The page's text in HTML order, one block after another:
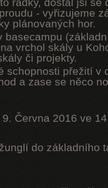
řádky, dostal jsi se
- vyřizujeme
plánovaných hor.
basecampu
vrchol skály u
či projekty.
schopnosti přežití v
a zase se něco
Června 2016 ve
do základního